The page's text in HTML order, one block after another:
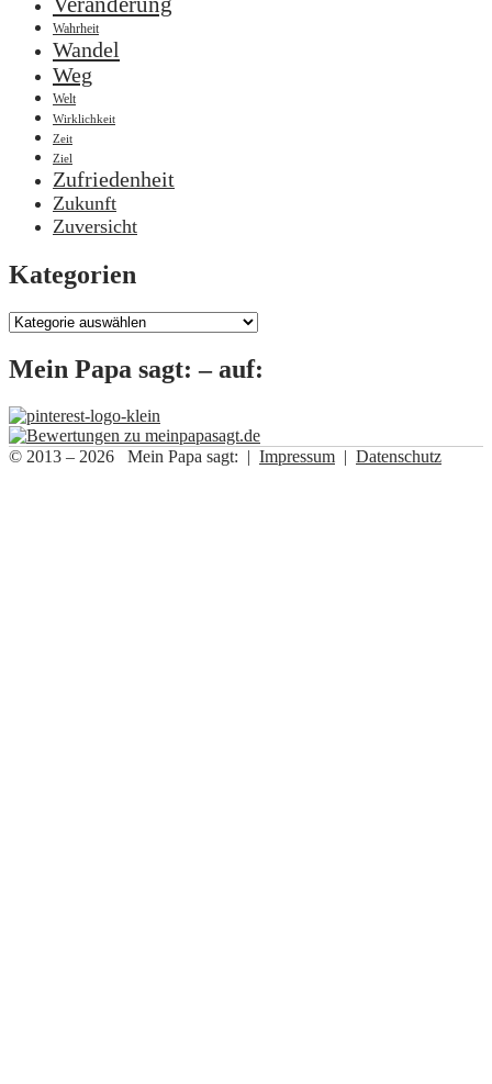
Wahrheit
Wandel
Weg
Welt
Wirklichkeit
Zeit
Ziel
Zufriedenheit
Zukunft
Zuversicht
Kategorien
Kategorien
Mein Papa sagt: – auf:
© 2013 – 2026 Mein Papa sagt: | Impressum | Datenschutz